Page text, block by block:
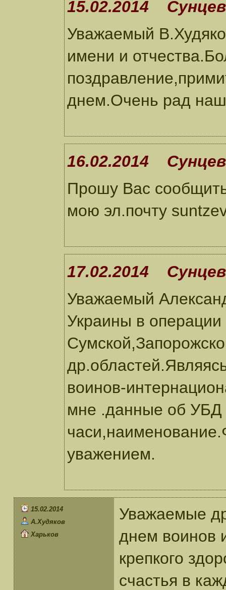
15.02.2014
Уважаемый
имени и
днем.Очень рад
16.02.2014
Прошу Вас
мою эл.почту
17.02.2014
Уважаемый
Украины в
воинов-
мне .данные об
уважением.
15.02.2014
А.Худяков
Харьков
Уважаемые
днем воинов
крепкого
счастья в